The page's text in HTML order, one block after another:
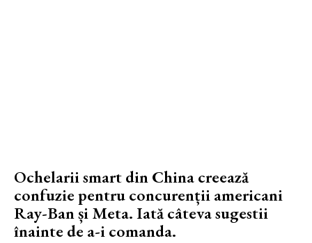
Ochelarii smart din China creează
confuzie pentru concurenții americani
Ray-Ban și Meta. Iată câteva sugestii
înainte de a-i comanda.